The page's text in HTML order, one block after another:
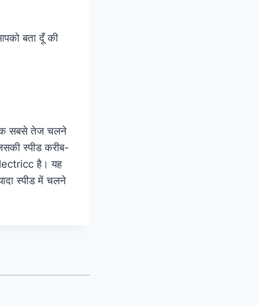
बता दूँ की
सबसे तेज चलने
स्पीड करीब-
है। यह
स्पीड में चलने